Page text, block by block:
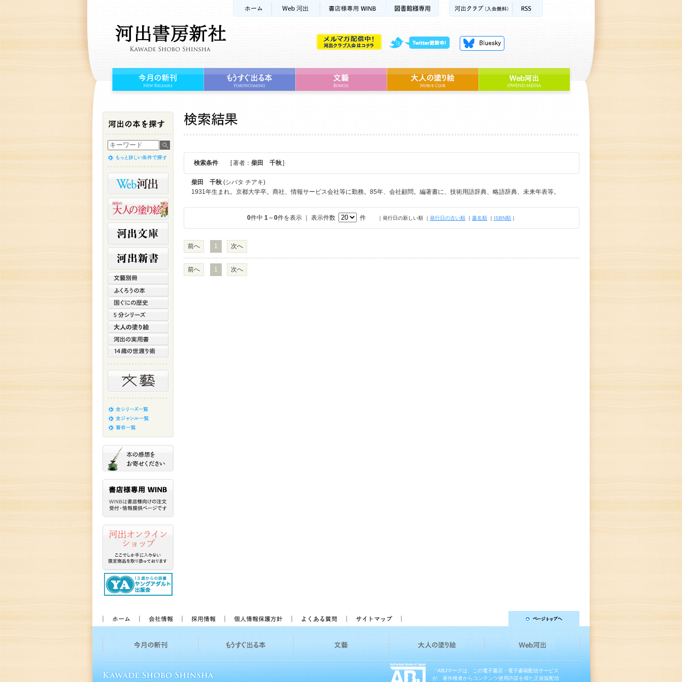
検索条件 [ 著者： 柴田 千秋]
柴田 千秋 (シバタ チアキ)
1931年生まれ。京都大学卒。商社、情報サービス会社等に勤務。85年、会社顧問。編著書に、技術用語辞典、略語辞典、未来年表等。
0件中 1～0件を表示 ｜ 表示件数 件 ｜発行日の新しい順 ｜ 発行日の古い順 ｜ 書名順 ｜ ISBN順 ｜
前へ 1 次へ
前へ 1 次へ
「ABJマークは、この電子書店・電子書籍配信サービス
が、著作権者からコンテンツ使用許諾を得た正規版配信